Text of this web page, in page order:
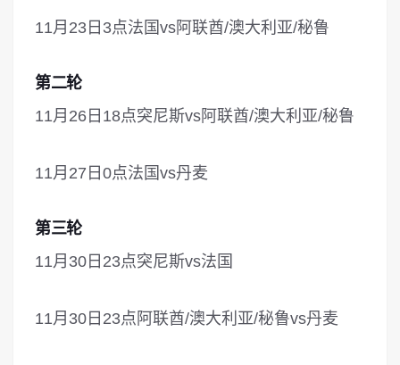
11月23日3点法国vs阿联酋/澳大利亚/秘鲁
第二轮
11月26日18点突尼斯vs阿联酋/澳大利亚/秘鲁
11月27日0点法国vs丹麦
第三轮
11月30日23点突尼斯vs法国
11月30日23点阿联酋/澳大利亚/秘鲁vs丹麦